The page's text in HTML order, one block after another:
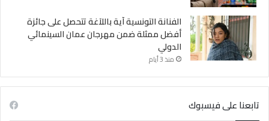
الفنانة التونسية آية باللآغة تتحصل على جائزة
أفضل ممثلة ضمن مهرجان عمان السينمائي
الدولي
منذ 3 أيام
تابعنا على فيسبوك